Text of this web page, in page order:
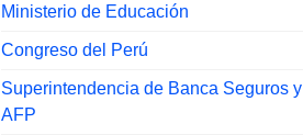
Ministerio de Educación
Congreso del Perú
Superintendencia de Banca Seguros y
AFP